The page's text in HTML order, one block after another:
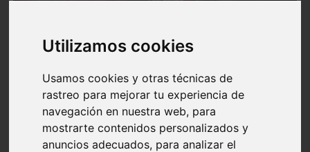
Utilizamos cookies
Usamos cookies y otras técnicas de
rastreo para mejorar tu experiencia de
navegación en nuestra web, para
mostrarte contenidos personalizados y
anuncios adecuados, para analizar el
En África harán lo que parecía imposible: Utilizarán
moléculas de agua para cocinar sus alimentos